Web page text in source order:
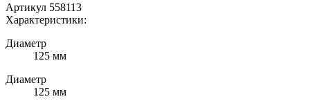
Артикул 558113
Характеристики:
Диаметр
125 мм
Диаметр
125 мм